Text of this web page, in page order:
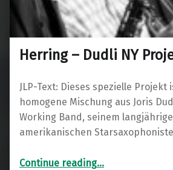
Herring – Dudli NY
JLP-Text: Dieses spezielle Projekt
homogene Mischung aus Joris
Working Band, seinem
amerikanischen
Continue reading“Herring – Dudli NY Project”
…